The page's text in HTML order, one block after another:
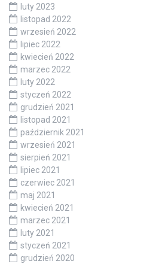
luty 2023
listopad 2022
wrzesień 2022
lipiec 2022
kwiecień 2022
marzec 2022
luty 2022
styczeń 2022
grudzień 2021
listopad 2021
październik 2021
wrzesień 2021
sierpień 2021
lipiec 2021
czerwiec 2021
maj 2021
kwiecień 2021
marzec 2021
luty 2021
styczeń 2021
grudzień 2020